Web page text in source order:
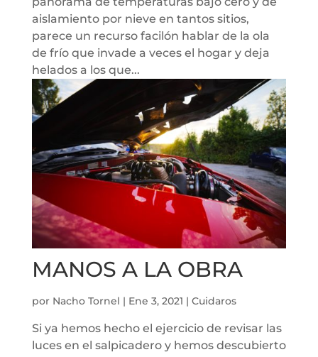
aislamiento por nieve en tantos sitios,
parece un recurso facilón hablar de la ola
de frío que invade a veces el hogar y deja
helados a los que...
MANOS A LA OBRA
por Nacho Tornel | Ene 3, 2021 | Cuidaros
Si ya hemos hecho el ejercicio de revisar las
luces en el salpicadero y hemos descubierto